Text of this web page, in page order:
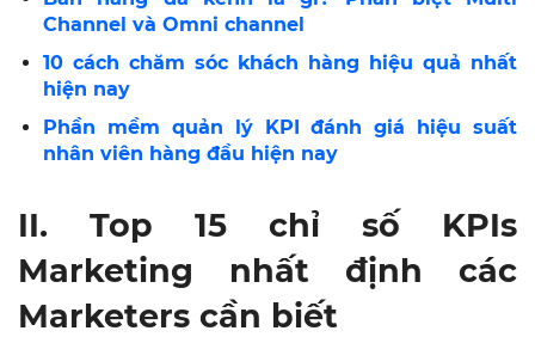
Channel và Omni channel
10 cách chăm sóc khách hàng hiệu quả nhất
hiện nay
Phần mềm quản lý KPI đánh giá hiệu suất
nhân viên hàng đầu hiện nay
II. Top 15 chỉ số KPIs
Marketing nhất định các
Marketers cần biết